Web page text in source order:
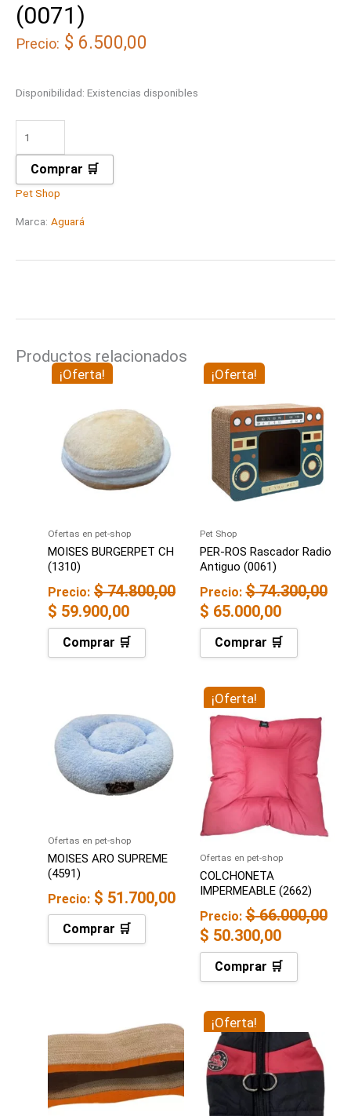
(0071)
Precio: $ 6.500,00
Disponibilidad: Existencias disponibles
Comprar 🛒
Pet Shop
Marca: Aguará
Productos relacionados
¡Oferta!
Ofertas en pet-shop
MOISES BURGERPET CH
(1310)
Precio: $74.800,00
original
era:
$ 74.800,00.
$ 59.900,00
actual
es:
$ 59.900,00.
Comprar 🛒
¡Oferta!
Pet Shop
PER-ROS Rascador Radio
Antiguo (0061)
Precio: $74.300,00
original
era:
$ 74.300,00.
$ 65.000,00
actual
es:
$
Comprar 🛒
Ofertas en pet-shop
MOISES ARO SUPREME
(4591)
Precio: $ 51.700,00
Comprar 🛒
¡Oferta!
Ofertas en pet-shop
COLCHONETA
IMPERMEABLE (2662)
Precio: $66.000,00
precio
original
era:
$ 66.000,00.
$ 50.300,00
precio
actual
es:
$
Comprar 🛒
¡Oferta!
precio
original
era:
$ 54.000,00.
precio
actual
$